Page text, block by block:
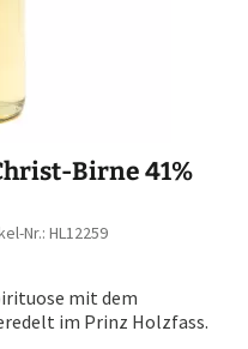
Birne 41%
Nr.: HL12259
mit dem
im Prinz Holzfass.